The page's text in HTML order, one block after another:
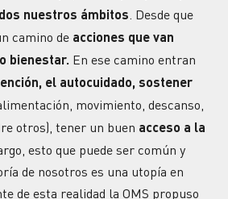
nuestros ámbitos . Desde que
camino de acciones que van
bienestar. En ese camino entran
el autocuidado, sostener
movimiento, descanso,
otros), tener un buen acceso a la
esto que puede ser común y
de nosotros es una utopía en
de esta realidad la OMS propuso